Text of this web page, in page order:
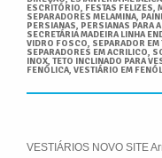
ESCRITÓRIO, FESTAS FELIZES,
SEPARADORES MELAMINA,
PERSIANAS, PERSIANAS PARA
SECRETÁRIA MADEIRA LINHA
VIDRO FOSCO, SEPARADOR EM
SEPARADORES EM ACRILICO,
INOX, TETO INCLINADO PARA
FENÓLICA, VESTIÁRIO EM
VESTIÁRIOS NOVO SITE